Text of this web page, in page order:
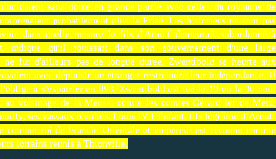
sans doute en grande partie avec celles du royaume de
probablement plus la Frise. Les historiens ne sont pas
dans quelle mesure le fils d'Arnulf demeurait subordonné à
qu'il jouissait dans son gouvernement d'une large
ne fut d'ailleurs pas de longue durée. Zwentibold se heurte aux
avec déplaisir un étranger restreindre leur indépendance. Il
à s'expatrier en 898. Zwentibold est tué le 13 ou le 30 août
au voisinage de la Meuse, contre les comtes Gérard Ier de Metz,
ses vassaux révoltés. Louis IV l’Enfant, fils légitime d’Arnulf
comme roi de Francie Orientale et empereur est reconnu comme
lorrains réunis à Thionville.